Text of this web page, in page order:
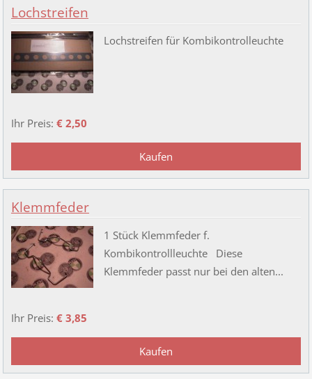
Lochstreifen
Lochstreifen für Kombikontrolleuchte
Ihr Preis: € 2,50
Klemmfeder
1 Stück Klemmfeder f.
Kombikontrollleuchte Diese
Klemmfeder passt nur bei den alten...
Ihr Preis: € 3,85